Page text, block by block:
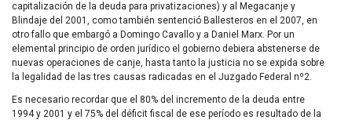
capitalización de la deuda para privatizaciones) y al Megacanje y
Blindaje del 2001, como también sentenció Ballesteros en el 2007, en
otro fallo que embargó a Domingo Cavallo y a Daniel Marx. Por un
elemental principio de orden jurídico el gobierno debiera abstenerse de
nuevas operaciones de canje, hasta tanto la justicia no se expida sobre
la legalidad de las tres causas radicadas en el Juzgado Federal nº2.
Es necesario recordar que el 80% del incremento de la deuda entre
1994 y 2001 y el 75% del déficit fiscal de ese período es resultado de la